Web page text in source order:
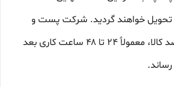
تحویل خواهند گردید. شرکت پست و
باربری نیز بسته به مقصد کالا، معمولاً ۲۴ تا ۴۸ ساعت کاری بعد